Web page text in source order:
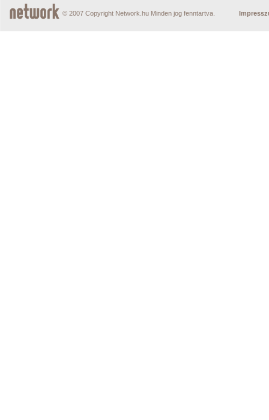
© 2007 Copyright Network.hu Minden jog fenntartva.